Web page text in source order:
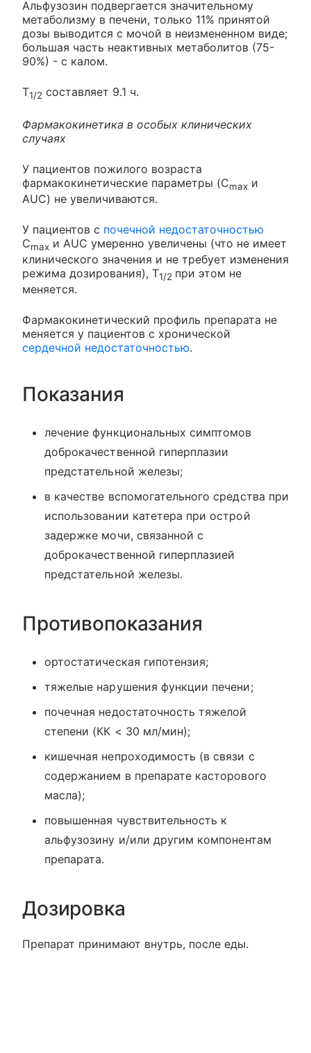
Альфузозин подвергается значительному
метаболизму в печени, только 11% принятой
дозы выводится с мочой в неизмененном виде;
большая часть неактивных метаболитов (75-
90%) - с калом.
T1/2 составляет 9.1 ч.
Фармакокинетика в особых клинических
случаях
У пациентов пожилого возраста
фармакокинетические параметры (Cmax и
AUC) не увеличиваются.
У пациентов с почечной недостаточностью
Cmax и AUC умеренно увеличены (что не имеет
клинического значения и не требует изменения
режима дозирования), T1/2 при этом не
меняется.
Фармакокинетический профиль препарата не
меняется у пациентов с хронической
сердечной недостаточностью.
Показания
лечение функциональных симптомов
доброкачественной гиперплазии
предстательной железы;
в качестве вспомогательного средства при
использовании катетера при острой
задержке мочи, связанной с
доброкачественной гиперплазией
предстательной железы.
Противопоказания
ортостатическая гипотензия;
тяжелые нарушения функции печени;
почечная недостаточность тяжелой
степени (КК < 30 мл/мин);
кишечная непроходимость (в связи с
содержанием в препарате касторового
масла);
повышенная чувствительность к
альфузозину и/или другим компонентам
препарата.
Дозировка
Препарат принимают внутрь, после еды.